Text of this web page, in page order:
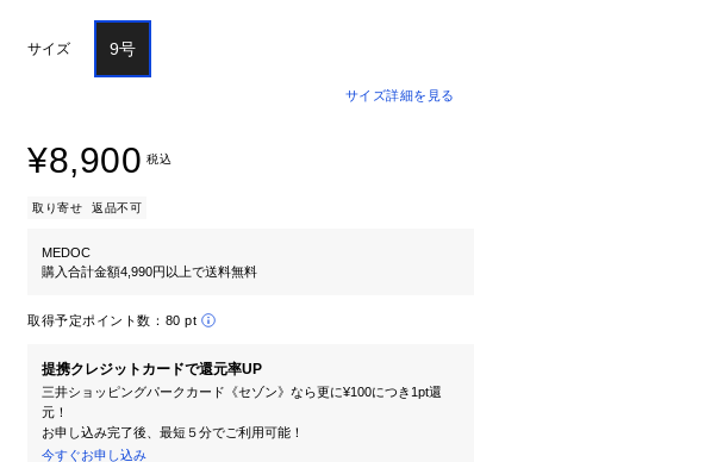
サイズ 9号
サイズ詳細を見る
¥8,900 税込
取り寄せ 返品不可
MEDOC
購入合計金額4,990円以上で送料無料
取得予定ポイント数： 80 pt
提携クレジットカードで還元率UP
三井ショッピングパークカード《セゾン》なら更に¥100につき1pt還
元！
お申し込み完了後、最短５分でご利用可能！
今すぐお申し込み